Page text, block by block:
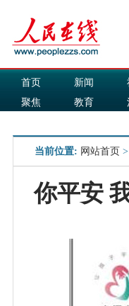
首页 新闻
聚焦
教育
当前位置: 网站首页 >
你平安